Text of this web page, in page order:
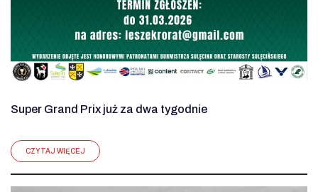
Super Grand Prix już za dwa tygodnie
CZYTAJ WIĘCEJ